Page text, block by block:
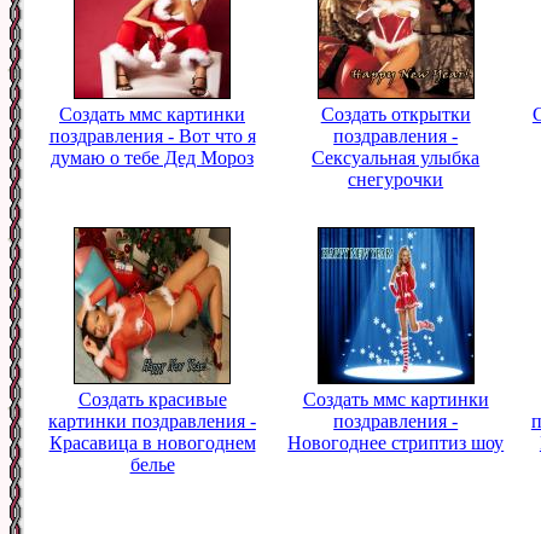
Создать ммс картинки
поздравления - Вот что я
думаю о тебе Дед Мороз
Создать открытки
поздравления -
Сексуальная улыбка
снегурочки
Создать красивые
картинки поздравления -
Красавица в новогоднем
белье
Создать ммс картинки
поздравления -
Новогоднее стриптиз шоу